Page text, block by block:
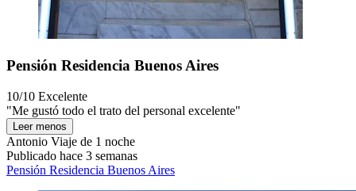
Pensión Residencia Buenos Aires
10/10 Excelente
"Me gustó todo el trato del personal excelente"
Leer menos
Antonio Viaje de 1 noche
Publicado hace 3 semanas
Pensión Residencia Buenos Aires